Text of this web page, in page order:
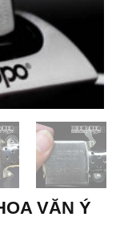
VĂN Ý